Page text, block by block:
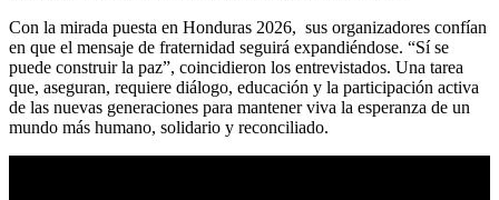
Con la mirada puesta en Honduras 2026, sus organizadores confían
en que el mensaje de fraternidad seguirá expandiéndose. “Sí se
puede construir la paz”, coincidieron los entrevistados. Una tarea
que, aseguran, requiere diálogo, educación y la participación activa
de las nuevas generaciones para mantener viva la esperanza de un
mundo más humano, solidario y reconciliado.